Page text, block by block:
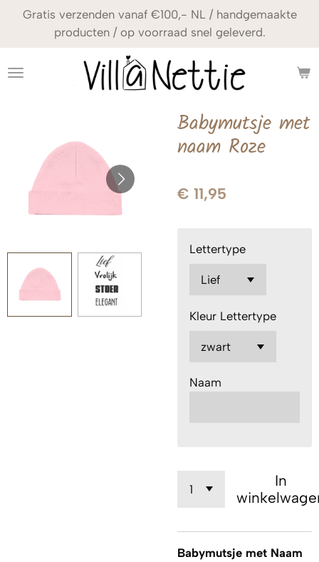
naar
de
Gratis verzenden vanaf €100,- NL / handgemaakte
producten / op voorraad snel geleverd.
Babymutsje met
naam Roze
€ 11,95
Lettertype
Kleur Lettertype
Naam
In
Babymutsje met Naam